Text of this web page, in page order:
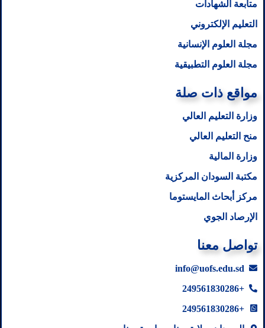
متابعة الشهادات
التعليم الإلكتروني
مجلة العلوم الإنسانية
مجلة العلوم التطبيقية
مواقع ذات صلة
وزارة التعليم العالي
منح التعليم العالي
وزارة المالية
مكتبة السودان المركزية
مركز أبحاث المايستوما
الإرصاد الجوي
تواصل معنا
info@uofs.edu.sd
+249561830286
+249561830286